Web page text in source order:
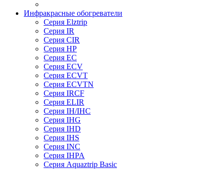
Инфракрасные обогреватели
Серия Elztrip
Серия IR
Серия CIR
Серия HP
Серия EC
Серия ECV
Серия ECVT
Серия ECVTN
Серия IRCF
Серия ELIR
Серия IH/IHC
Серия IHG
Серия IHD
Серия IHS
Серия INC
Серия IHPA
Серия Aquaztrip Basic